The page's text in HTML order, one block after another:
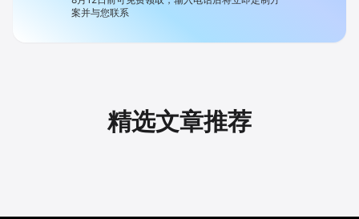
案并与您联系
精选文章推荐